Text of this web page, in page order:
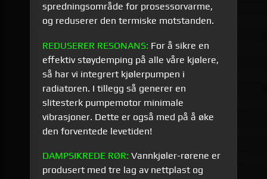
spredningsområde for prosessorvarme,
og reduserer den termiske motstanden.
REDUSERER RESONANS: For å sikre en
effektiv støydemping på alle våre kjølere,
så har vi integrert kjølerpumpen i
radiatoren. I tillegg så generer en
slitesterk pumpemotor minimale
vibrasjoner. Dette er også med på å øke
den forventede levetiden!
DAMPSIKREDE RØR: Vannkjøler-rørene er
produsert med tre lag av nettplast og